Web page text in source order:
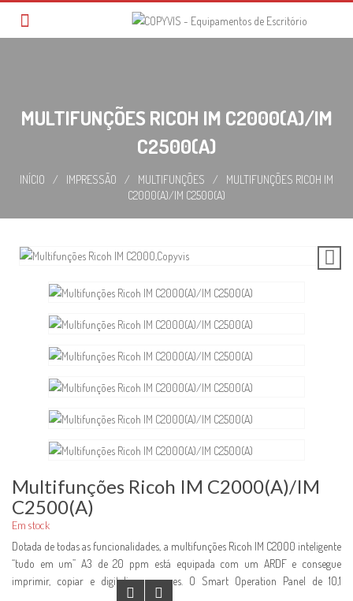
MULTIFUNÇÕES RICOH IM C2000(A)/IM
C2500(A)
INÍCIO / IMPRESSÃO / MULTIFUNÇÕES /
MULTIFUNÇÕES RICOH IM
C2000(A)/IM C2500(A)
Multifunções Ricoh IM C2000(A)/IM
C2500(A)
Em stock
Dotada de todas as funcionalidades, a multifunções Ricoh IM C2000 inteligente
“tudo em um” A3 de 20 ppm está equipada com um ARDF e consegue
imprimir, copiar e digitalizar a cores. O Smart Operation Panel de 10,1